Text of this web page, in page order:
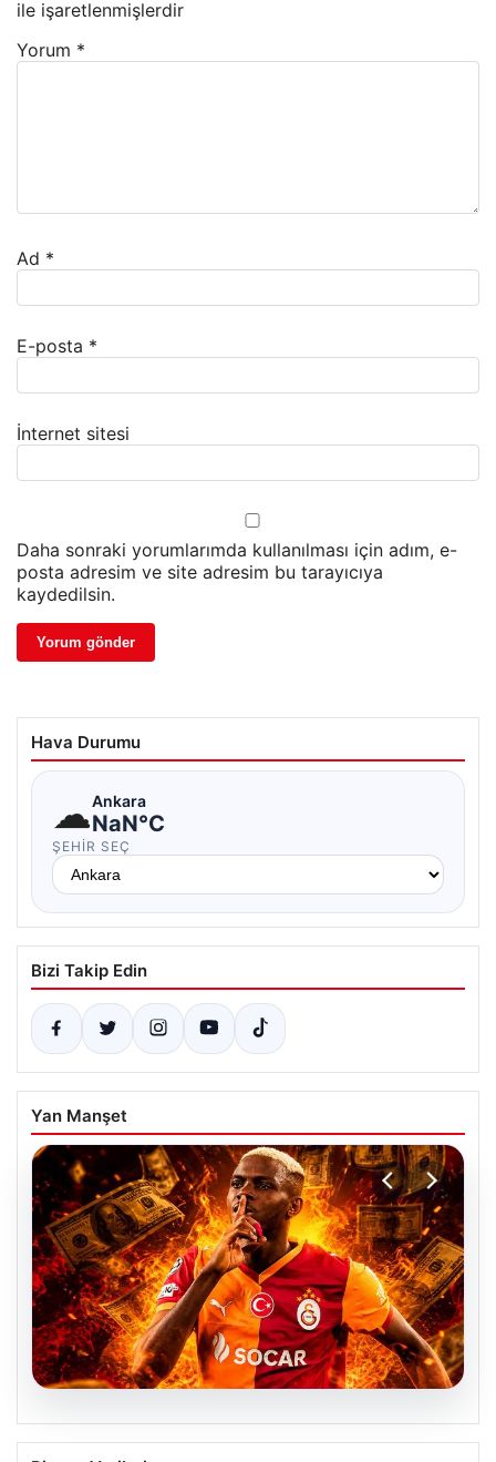
ile işaretlenmişlerdir
Yorum *
Ad *
E-posta *
İnternet sitesi
Daha sonraki yorumlarımda kullanılması için adım, e-
posta adresim ve site adresim bu tarayıcıya
kaydedilsin.
Hava Durumu
☁Ankara
NaN°C
ŞEHIR SEÇ
Bizi Takip Edin
Yan Manşet
Galatasaray’dan transferde tarihi ret!